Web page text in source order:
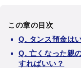
この章の目次
Q. タンス預金は
Q. 亡くなった親
すればいい？